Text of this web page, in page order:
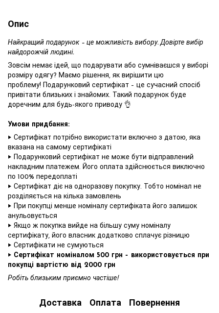
Опис
Найкращий подарунок – це можливість вибору. Довірте вибір
найдорожчій людині.
Зовсім немає ідей, що подарувати або сумніваєшся у виборі
розміру одягу? Маємо рішення, як вирішити цю
проблему! Подарунковий сертифікат – це сучасний спосіб
привітати близьких і знайомих. Такий подарунок буде
доречним для будь-якого приводу 👌
Умови придбання:
‣ Сертифікат потрібно використати включно з датою, яка
вказана на самому сертифікаті
‣ Подарунковий сертифікат не може бути відправлений
накладним платежем. Його оплата здійснюється виключно
по 100% передоплаті
‣ Сертифікат діє на одноразову покупку. Тобто номінал не
розділяється на кілька замовлень
‣ При покупці менше номіналу сертифіката його залишок
анульовується
‣ Якщо ж покупка вийде на більшу суму номіналу
сертифікату, його власник додатково сплачує різницю
‣ Сертифікати не сумуються
‣ Сертифікат номіналом 500 грн – використовується при
покупці вартістю від 2000 грн
Робіть близьким приємно частіше!
Доставка Оплата Повернення